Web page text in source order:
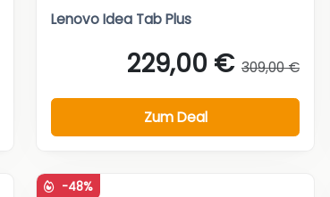
Lenovo Idea Tab Plus
229,00 € 309,00 €
Zum Deal
-48%